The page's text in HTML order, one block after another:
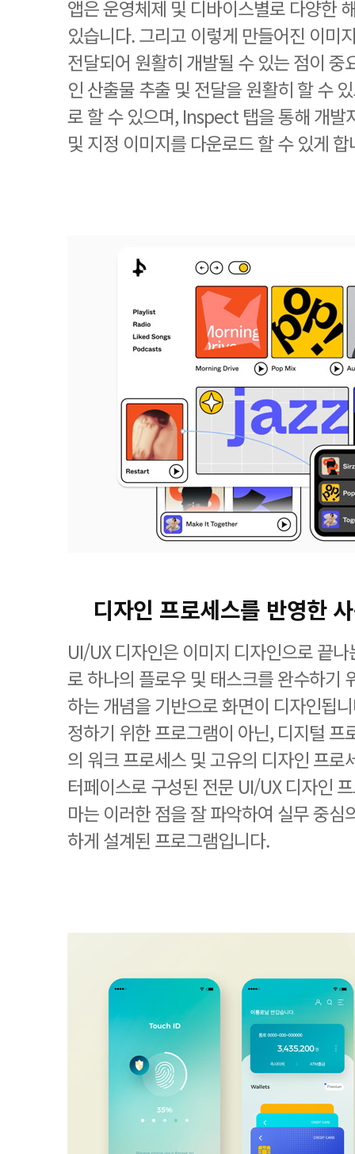
앱은 운영체제 및 디바이스별로 다양한
있습니다. 그리고 이렇게 만들어진 이미
전달되어 원활히 개발될 수 있는 점이 중
인 산출물 추출 및 전달을 원활히 할 수
로 할 수 있으며, Inspect 탭을 통해 개발
및 지정 이미지를 다운로드 할 수 있게 합
디자인 프로세스를 반영한
UI/UX 디자인은 이미지 디자인으로 끝
로 하나의 플로우 및 태스크를 완수하기
하는 개념을 기반으로 화면이 디자인됩
정하기 위한 프로그램이 아닌, 디지털 프
의 워크 프로세스 및 고유의 디자인 프로
터페이스로 구성된 전문 UI/UX 디자인
마는 이러한 점을 잘 파악하여 실무 중심
하게 설계된 프로그램입니다.